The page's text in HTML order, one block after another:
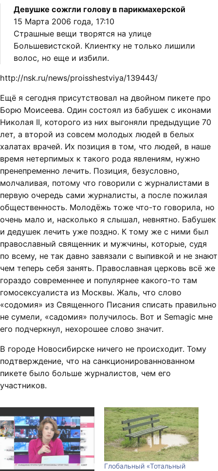
Девушке сожгли голову в парикмахерской
15 Марта 2006 года, 17:10
Страшные вещи творятся на улице
Большевистской. Клиентку не только лишили
волос, но еще и избили.
http://nsk.ru/news/proisshestviya/139443/
Ещё я сегодня присутствовал на двойном пикете про
Борю Моисеева. Один состоял из бабушек с иконами
Николая II, которого из них выгоняли предыдущие 70
лет, а второй из совсем молодых людей в белых
халатах врачей. Их позиция в том, что людей, в наше
время нетерпимых к такого рода явлениям, нужно
пренепременно лечить. Позиция, безусловно,
молчаливая, потому что говорили с журналистами в
первую очередь сами журналисты, а после пожилая
общественность. Молодёжь тоже что-то говорила, но
очень мало и, насколько я слышал, невнятно. Бабушек
и дедушек лечить уже поздно. К тому же с ними был
православный священник и мужчины, которые, судя
по всему, не так давно завязали с выпивкой и не знают
чем теперь себя занять. Православная церковь всё же
гораздо современнее и популярнее какого-то там
гомосексуалиста из Москвы. Жаль, что слово
«содомия» из Священного Писания списать правильно
не сумели, «садомия» получилось. Вот и Semagic мне
его подчеркнул, нехорошее слово значит.
В городе Новосибирске ничего не происходит. Тому
подтверждение, что на санкционированнованном
пикете было больше журналистов, чем его
участников.
Глобальный «Тотальный